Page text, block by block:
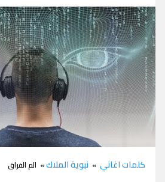
كلمات اغاني » نبوية الملاك» الم الفراق